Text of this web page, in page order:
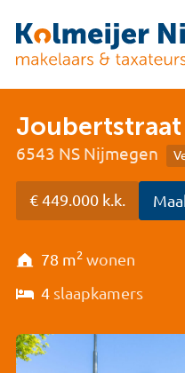
Joubertstraat
6543 NS Nijmegen
€ 449.000 k.k.
78 m2 wonen
4 slaapkamers